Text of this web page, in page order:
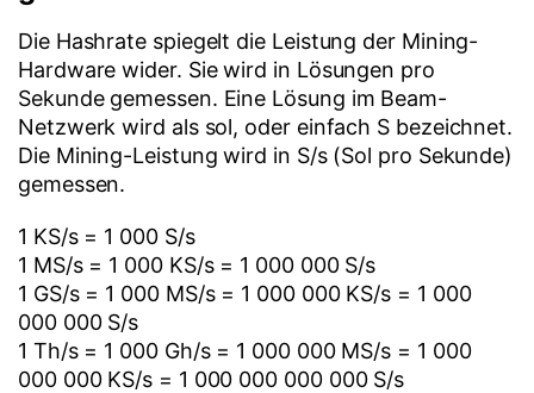
Die Hashrate spiegelt die Leistung der Mining-
Hardware wider. Sie wird in Lösungen pro
Sekunde gemessen. Eine Lösung im Beam-
Netzwerk wird als sol, oder einfach S bezeichnet.
Die Mining-Leistung wird in S/s (Sol pro Sekunde)
gemessen.
1 KS/s = 1 000 S/s
1 MS/s = 1 000 KS/s = 1 000 000 S/s
1 GS/s = 1 000 MS/s = 1 000 000 KS/s = 1 000
000 000 S/s
1 Th/s = 1 000 Gh/s = 1 000 000 MS/s = 1 000
000 000 KS/s = 1 000 000 000 000 S/s